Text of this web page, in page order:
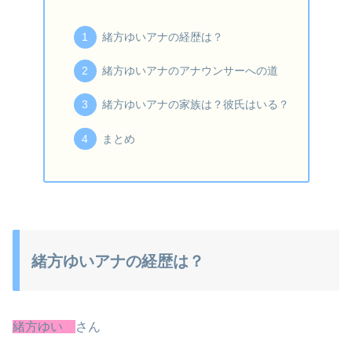
緒方ゆいアナの経歴は？
緒方ゆいアナのアナウンサーへの道
緒方ゆいアナの家族は？彼氏はいる？
まとめ
緒方ゆいアナの経歴は？
緒方ゆい さん